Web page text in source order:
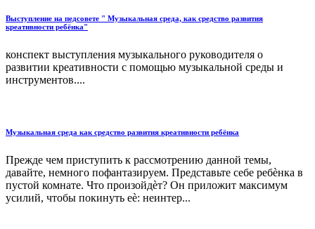
Выступление на педсовете " Музыкальная среда, как средство развития
креативности ребёнка"
конспект выступления музыкального руководителя о
развитии креативности с помощью музыкальной среды и
инструментов....
Музыкальная среда как средство развития креативности ребёнка
Прежде чем приступить к рассмотрению данной темы,
давайте, немного пофантазируем. Представьте себе ребѐнка в
пустой комнате. Что произойдѐт? Он приложит максимум
усилий, чтобы покинуть еѐ: неинтер...